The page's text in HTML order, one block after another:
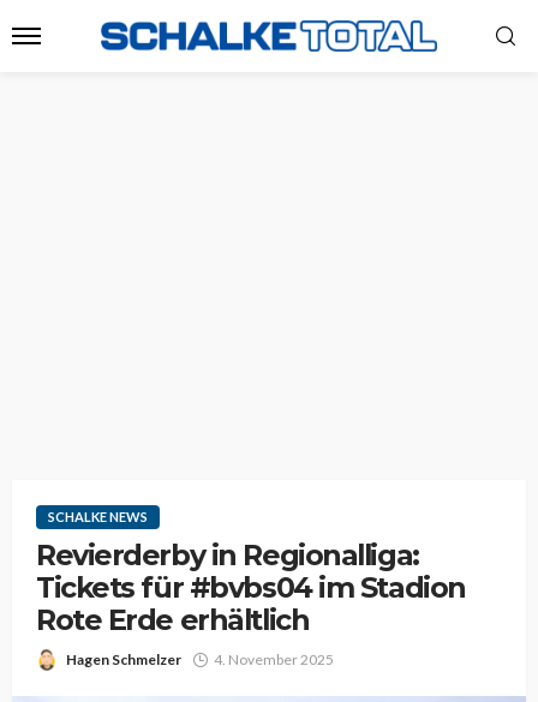
SCHALKE NEWS
Revierderby in Regionalliga:
Tickets für #bvbs04 im Stadion
Rote Erde erhältlich
Hagen Schmelzer 4. November 2025